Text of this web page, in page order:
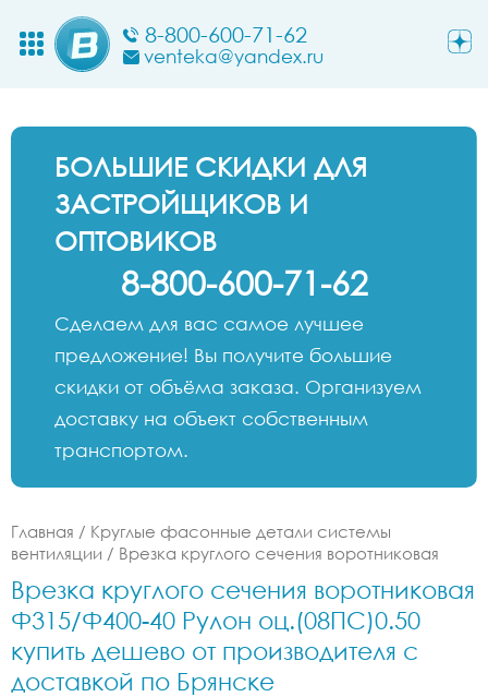
8-800-600-71-62
venteka@yandex.ru
БОЛЬШИЕ СКИДКИ ДЛЯ
ЗАСТРОЙЩИКОВ И
ОПТОВИКОВ
8-800-600-71-62
Сделаем для вас самое лучшее
предложение! Вы получите большие
скидки от объёма заказа. Организуем
доставку на объект собственным
транспортом.
Главная / Круглые фасонные детали системы
вентиляции / Врезка круглого сечения воротниковая
Врезка круглого сечения воротниковая
Ф315/Ф400-40 Рулон оц.(08ПС)0.50
купить дешево от производителя с
доставкой по Брянске